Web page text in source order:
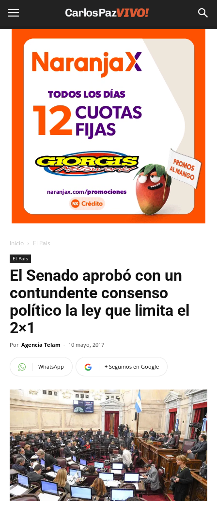
Inicio El Pais
El Pais
El Senado aprobó con un
contundente consenso
político la ley que limita el
2×1
Por Agencia Telam - 10 mayo, 2017
WhatsApp + Seguinos en Google